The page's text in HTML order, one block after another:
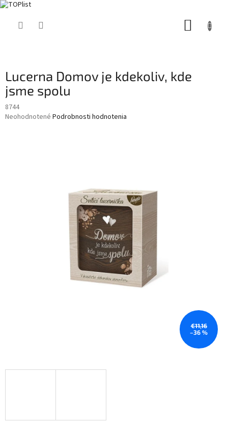
Lucerna Domov je kdekoliv, kde
jsme spolu
8744
Priemerné
Neohodnotené Podrobnosti hodnotenia
€11,16
–36 %